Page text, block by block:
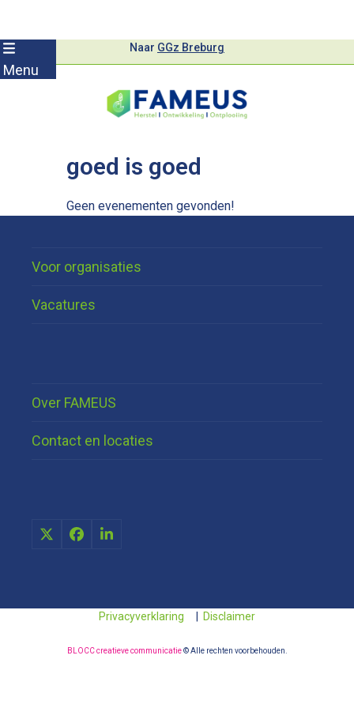
Skip
toMenu
Naar GGz Breburg
goed is goed
Geen evenementen gevonden!
Voor organisaties
Vacatures
Over FAMEUS
Contact en locaties
X FacebookLinkedIn
Privacyverklaring Disclaimer
BLOCC creatieve communicatie© Alle rechten voorbehouden.